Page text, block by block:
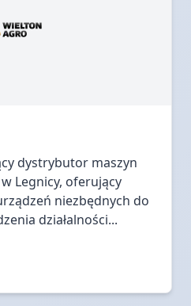
dystrybutor maszyn
Legnicy, oferujący
niezbędnych do
działalności...